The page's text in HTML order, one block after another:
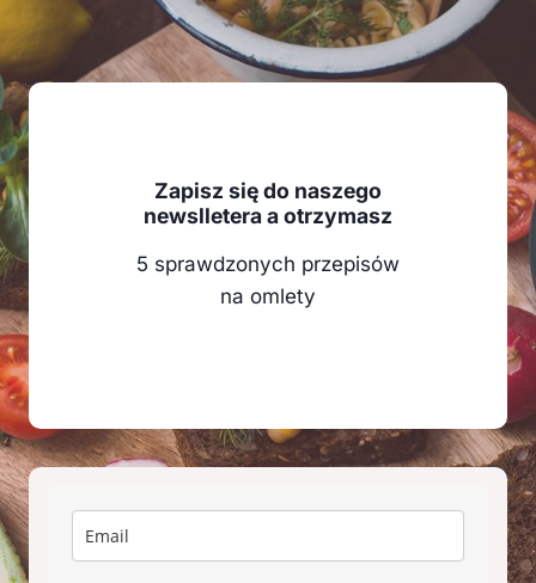
Zapisz się do naszego
newslletera a otrzymasz
5 sprawdzonych przepisów
na omlety